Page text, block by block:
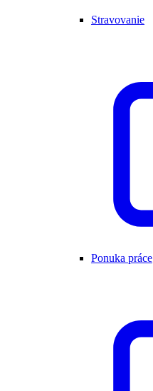
Stravovanie
Ponuka práce